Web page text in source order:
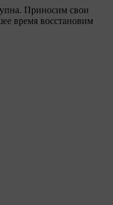
Приносим свои
время восстановим